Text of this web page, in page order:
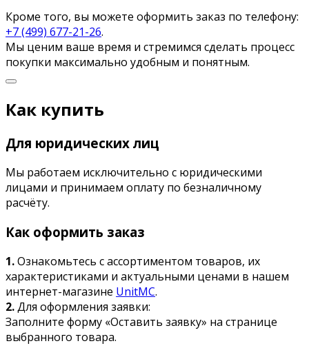
Кроме того, вы можете оформить заказ по телефону:
+7 (499) 677-21-26.
Мы ценим ваше время и стремимся сделать процесс
покупки максимально удобным и понятным.
Как купить
Для юридических лиц
Мы работаем исключительно с юридическими
лицами и принимаем оплату по безналичному
расчёту.
Как оформить заказ
1.Ознакомьтесь с ассортиментом товаров, их
характеристиками и актуальными ценами в нашем
интернет-магазине UnitMC.
2.Для оформления заявки:
Заполните форму «Оставить заявку» на странице
выбранного товара.